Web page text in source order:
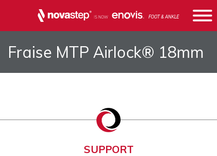
Fraise MTP Airlock®​ 18mm
SUPPORT